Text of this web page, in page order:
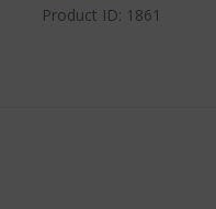
Product ID: 1861